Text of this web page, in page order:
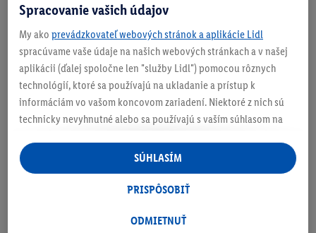
Informácie o batériách podľa nariadenia EÚ o
batériách
Na stiahnutie
Spracovanie vašich údajov
My ako prevádzkovateľ webových stránok a aplikácie Lidl
spracúvame vaše údaje na našich webových stránkach a v našej
aplikácii (ďalej spoločne len "služby Lidl") pomocou rôznych
technológií, ktoré sa používajú na ukladanie a prístup k
informáciám vo vašom koncovom zariadení. Niektoré z nich sú
technicky nevyhnutné alebo sa používajú s vaším súhlasom na
personalizovanú reklamu v rámci služieb Lidl aj mimo nich. Ak
ste účastníkom programu Lidl Plus, na tieto účely sa spracúvajú
aj údaje z vášho nákupného správania v obchode.
následne si vytvoríte účet Lidl Plus alebo sa prihlásite do svojho
ODMIETNUŤ
PRISPÔSOBIŤ
SÚHLASÍM